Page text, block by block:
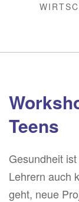
Teens
Gesundheit
Lehrern auch
geht, neue